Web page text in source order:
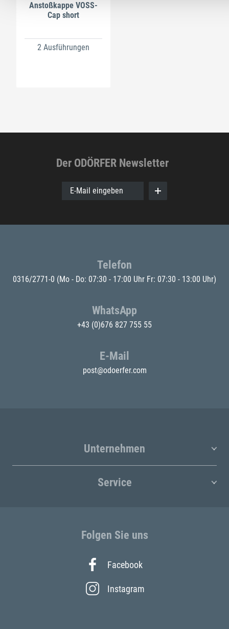
Anstoßkappe VOSS-
Cap short
2 Ausführungen
Der ODÖRFER Newsletter
E-Mail eingeben
Telefon
0316/2771-0 (Mo - Do: 07:30 - 17:00 Uhr Fr: 07:30 - 13:00 Uhr)
WhatsApp
+43 (0)676 827 755 55
E-Mail
post@odoerfer.com
Unternehmen
Service
Folgen Sie uns
Facebook
Instagram